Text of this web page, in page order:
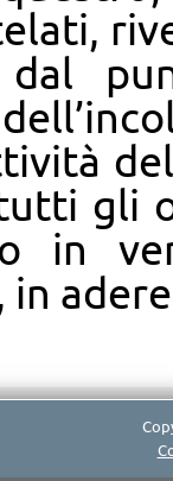
dal
gli
in
in